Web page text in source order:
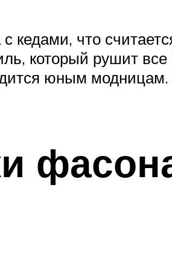
кедами, что
который рушит
юным